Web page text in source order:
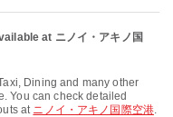
at ニノイ・アキノ国
You can check detailed
at ニノイ・アキノ国際空港.